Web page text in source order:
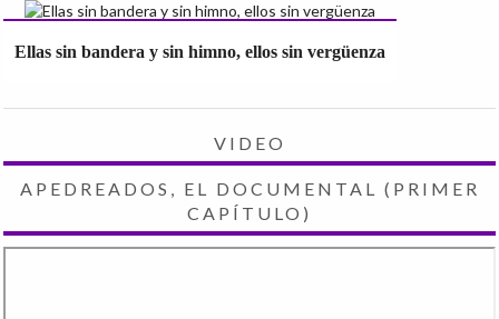
Ellas sin bandera y sin himno, ellos sin vergüenza
VIDEO
APEDREADOS, EL DOCUMENTAL (PRIMER
CAPÍTULO)